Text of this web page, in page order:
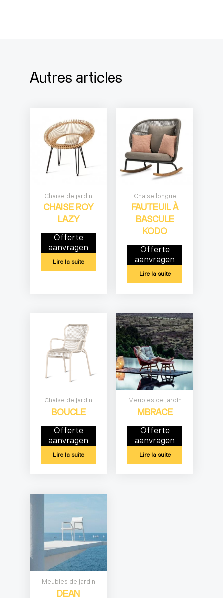
Autres articles
Chaise de jardin
CHAISE ROY
LAZY
Offerte
aanvragen
Lire la suite
Chaise longue
FAUTEUIL À
BASCULE
KODO
Offerte
aanvragen
Lire la suite
Chaise de jardin
BOUCLE
Offerte
aanvragen
Lire la suite
Meubles de jardin
MBRACE
Offerte
aanvragen
Lire la suite
Meubles de jardin
DEAN